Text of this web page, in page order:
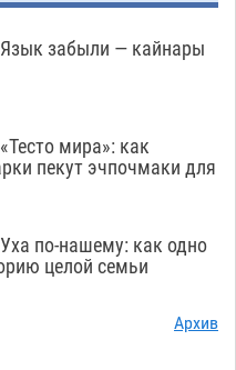
понедельник
сплит-систем
разбирает детали
иномарки
стоимость выезда
из вирусного видео
новой многоэтажки
забыли — кайнары
мира»: как
пекут эчпочмаки для
по-нашему: как одно
целой семьи
Архив